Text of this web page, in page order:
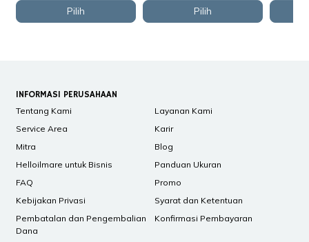
Pilih Pilih
INFORMASI PERUSAHAAN
Tentang Kami
Layanan Kami
Service Area
Karir
Mitra
Blog
Helloilmare untuk Bisnis
Panduan Ukuran
FAQ
Promo
Kebijakan Privasi
Syarat dan Ketentuan
Pembatalan dan Pengembalian
Dana
Konfirmasi Pembayaran